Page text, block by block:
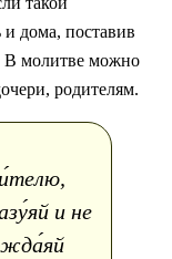
дома, поставив
В молитве можно
родителям.
и не